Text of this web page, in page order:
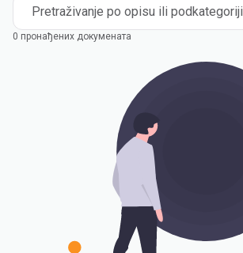
Pretraživanje po opisu ili podkategoriji
0 пронађених докумената